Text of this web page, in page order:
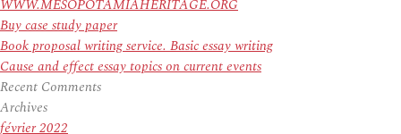
WWW.MESOPOTAMIAHERITAGE.ORG
Buy case study paper
Book proposal writing service. Basic essay writing
Cause and effect essay topics on current events
Recent Comments
Archives
février 2022